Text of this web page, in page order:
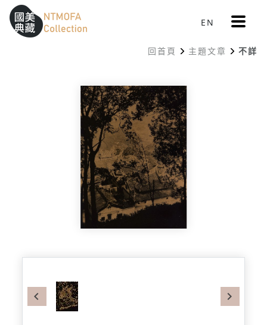
跳到中間主要內容區
網站導覽
::: EN 更
多
單
回首頁 主題文章 不詳
Previous